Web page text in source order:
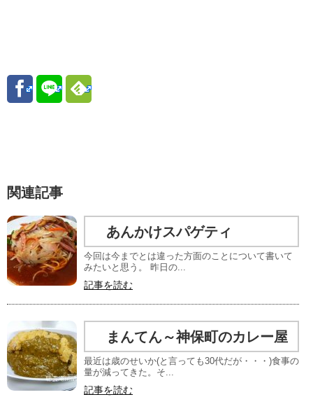
関連記事
あんかけスパゲティ
今回は今までとは違った方面のことについて書いて
みたいと思う。 昨日の...
記事を読む
まんてん～神保町のカレー屋
最近は歳のせいか(と言っても30代だが・・・)食事の
量が減ってきた。そ...
記事を読む